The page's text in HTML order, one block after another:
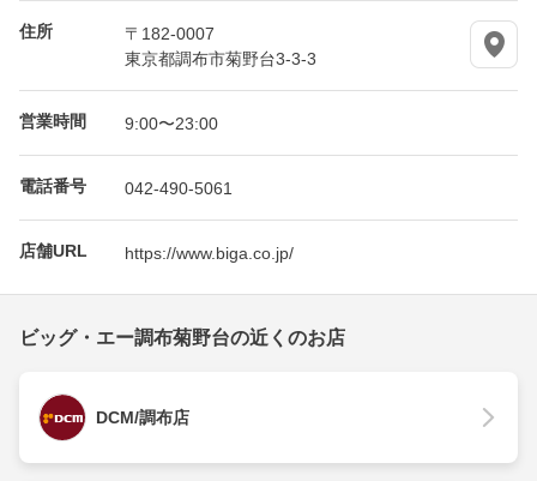
住所
〒182-0007
東京都調布市菊野台3-3-3
営業時間 9:00〜23:00
電話番号 042-490-5061
店舗URL https://www.biga.co.jp/
ビッグ・エー調布菊野台の近くのお店
DCM/調布店